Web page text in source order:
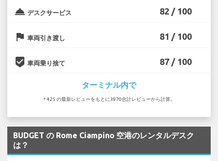
room_service デスクサービス 82 / 100
flag 車両引き渡し 81 / 100
beenhere 車両乗り捨て 87 / 100
ターミナル内で
* 425 の最新レビューをもとに3970合計レビューから計算。
BUDGET の Rome Ciampino 空港のレンタルデスク
は？